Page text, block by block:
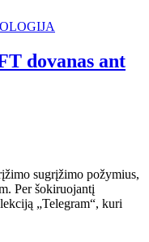
dovanas ant
sugrįžimo požymius,
Per šokiruojantį
„Telegram“, kuri